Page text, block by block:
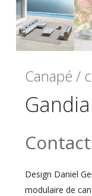
Canapé /
Design Daniel
modulaire de